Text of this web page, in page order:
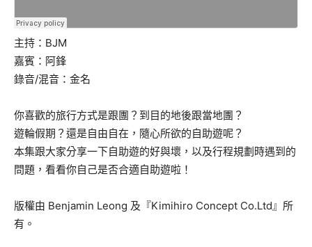
主持：BJM
嘉賓：阿鋒
錄音/混音：金名
你喜歡的旅行方式是跟團？到目的地後跟當地團？
遊輪假期？還是自由自在，隨心所欲的自助遊呢？
本集跟大家分享一下自助遊的好與壞，以及行程規劃時遇到的
問題，看看你自己是否合適自助遊啦！
版權由 Benjamin Leong 及『Kimihiro Concept Co.Ltd』所
有。